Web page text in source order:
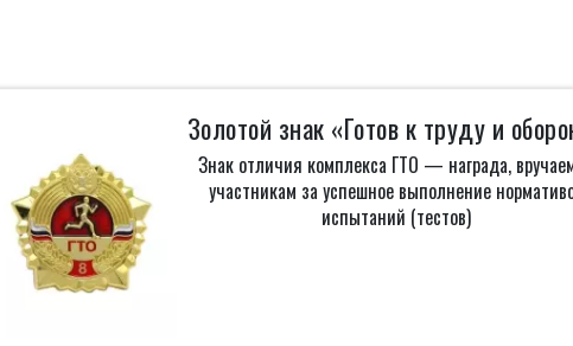
Золотой знак «Готов к труду и
Знак отличия комплекса ГТО — награда,
участникам за успешное выполнение
испытаний (тестов)